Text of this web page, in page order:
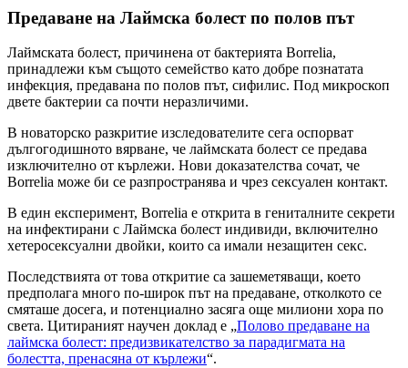
Предаване на Лаймска болест по полов път
Лаймската болест, причинена от бактерията Borrelia,
принадлежи към същото семейство като добре познатата
инфекция, предавана по полов път, сифилис. Под микроскоп
двете бактерии са почти неразличими.
В новаторско разкритие изследователите сега оспорват
дългогодишното вярване, че лаймската болест се предава
изключително от кърлежи. Нови доказателства сочат, че
Borrelia може би се разпространява и чрез сексуален контакт.
В един експеримент, Borrelia е открита в гениталните секрети
на инфектирани с Лаймска болест индивиди, включително
хетеросексуални двойки, които са имали незащитен секс.
Последствията от това откритие са зашеметяващи, което
предполага много по-широк път на предаване, отколкото се
смяташе досега, и потенциално засяга още милиони хора по
света. Цитираният научен доклад е „Полово предаване на
лаймска болест: предизвикателство за парадигмата на
болестта, пренасяна от кърлежи“.